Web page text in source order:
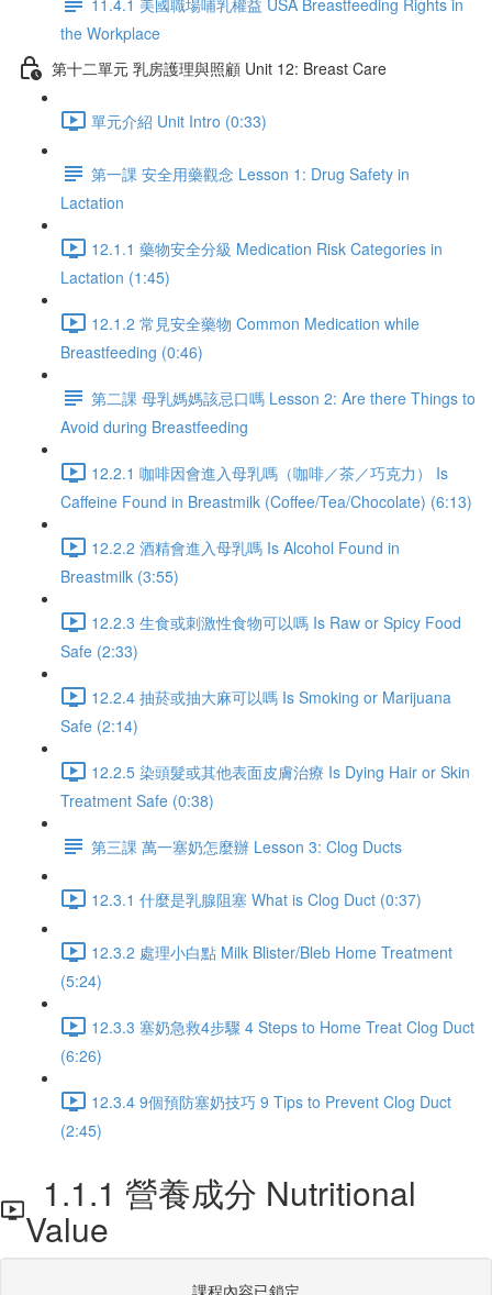
the Workplace
第十二單元 乳房護理與照顧 Unit 12: Breast Care
單元介紹 Unit Intro (0:33)
第一課 安全用藥觀念 Lesson 1: Drug Safety in
Lactation
12.1.1 藥物安全分級 Medication Risk Categories in
Lactation (1:45)
12.1.2 常見安全藥物 Common Medication while
Breastfeeding (0:46)
第二課 母乳媽媽該忌口嗎 Lesson 2: Are there Things to
Avoid during Breastfeeding
12.2.1 咖啡因會進入母乳嗎（咖啡／茶／巧克力） Is
Caffeine Found in Breastmilk (Coffee/Tea/Chocolate) (6:13)
12.2.2 酒精會進入母乳嗎 Is Alcohol Found in
Breastmilk (3:55)
12.2.3 生食或刺激性食物可以嗎 Is Raw or Spicy Food
Safe (2:33)
12.2.4 抽菸或抽大麻可以嗎 Is Smoking or Marijuana
Safe (2:14)
12.2.5 染頭髮或其他表面皮膚治療 Is Dying Hair or Skin
Treatment Safe (0:38)
第三課 萬一塞奶怎麼辦 Lesson 3: Clog Ducts
12.3.1 什麼是乳腺阻塞 What is Clog Duct (0:37)
12.3.2 處理小白點 Milk Blister/Bleb Home Treatment
(5:24)
12.3.3 塞奶急救4步驟 4 Steps to Home Treat Clog Duct
(6:26)
12.3.4 9個預防塞奶技巧 9 Tips to Prevent Clog Duct
(2:45)
1.1.1 營養成分 Nutritional
Value
課程內容已鎖定